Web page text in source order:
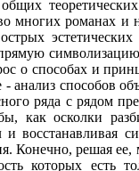
многих романах и
о способах и
- анализ способов
ряда с рядом
как осколки
восстанавливая
Конечно, решая
которых есть